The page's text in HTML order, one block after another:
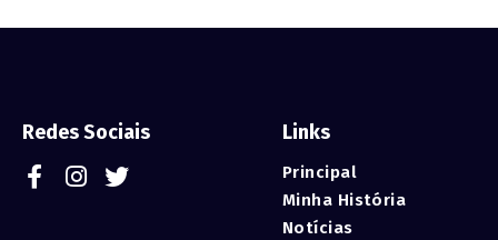
Links
Principal
Minha História
Notícias
Redes Sociais